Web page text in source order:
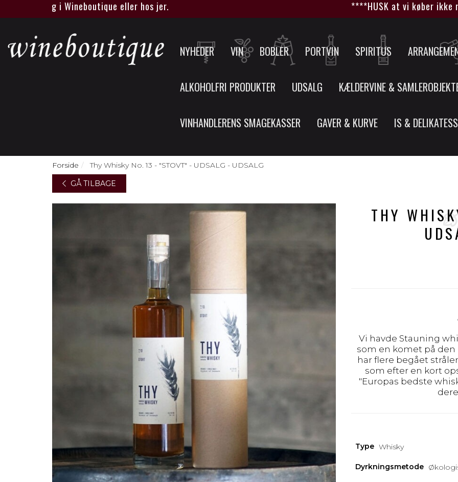
i Wineboutique eller hos jer. ****HUSK at vi køber ikke nye
NYHEDER VIN BOBLER PORTVIN SPIRITUS
ALKOHOLFRI PRODUKTER UDSALG KÆLDERVINE &
VINHANDLERENS SMAGEKASSER GAVER & KURVE IS &
Forside
Thy Whisky No. 13 - "STOVT" - UDSALG - UDSALG
GÅ TILBAGE
THY
Vi havde Stauning
som en komet på
har flere begået
som efter en kort
"Europas bedste
Type Whisky
Dyrkningsmetode